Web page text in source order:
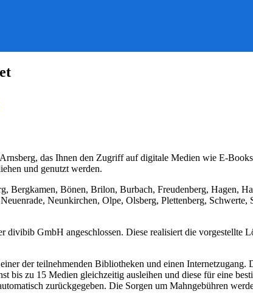
Bibliothek
das Ihnen den Zugriff auf digitale Medien wie E-
und genutzt werden.
Bergkamen, Bönen, Brilon, Burbach, Freudenberg, Hagen,
Neunkirchen, Olpe, Olsberg, Plettenberg,
GmbH angeschlossen. Diese realisiert die vorgestellte
der teilnehmenden Bibliotheken und einen Internetzugang.
bis zu 15 Medien gleichzeitig ausleihen und diese für eine
zurückgegeben. Die Sorgen um Mahngebühren